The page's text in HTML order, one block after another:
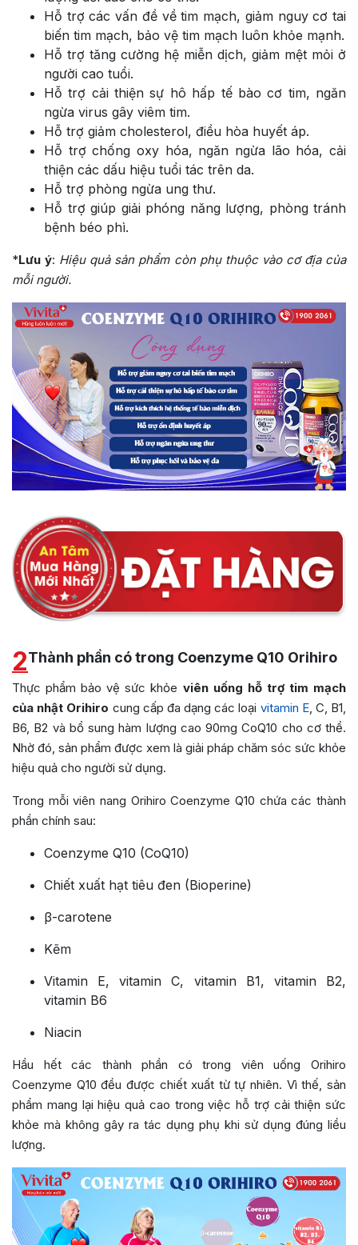
Hỗ trợ các vấn đề về tim mạch, giảm nguy cơ tai
biến tim mạch, bảo vệ tim mạch luôn khỏe mạnh.
Hỗ trợ tăng cường hệ miễn dịch, giảm mệt mỏi ở
người cao tuổi.
Hỗ trợ cải thiện sự hô hấp tế bào cơ tim, ngăn
ngừa virus gây viêm tim.
Hỗ trợ giảm cholesterol, điều hòa huyết áp.
Hỗ trợ chống oxy hóa, ngăn ngừa lão hóa, cải
thiện các dấu hiệu tuổi tác trên da.
Hỗ trợ phòng ngừa ung thư.
Hỗ trợ giúp giải phóng năng lượng, phòng tránh
bệnh béo phì.
*Lưu ý: Hiệu quả sản phẩm còn phụ thuộc vào cơ địa của
mỗi người.
2Thành phần có trong Coenzyme Q10 Orihiro
Thực phẩm bảo vệ sức khỏe viên uống hỗ trợ tim mạch
của nhật Orihiro cung cấp đa dạng các loại vitamin E, C, B1,
B6, B2 và bổ sung hàm lượng cao 90mg CoQ10 cho cơ thể.
Nhờ đó, sản phẩm được xem là giải pháp chăm sóc sức khỏe
hiệu quả cho người sử dụng.
Trong mỗi viên nang Orihiro Coenzyme Q10 chứa các thành
phần chính sau:
Coenzyme Q10 (CoQ10)
Chiết xuất hạt tiêu đen (Bioperine)
β-carotene
Kẽm
Vitamin E, vitamin C, vitamin B1, vitamin B2,
vitamin B6
Niacin
Hầu hết các thành phần có trong viên uống Orihiro
Coenzyme Q10 đều được chiết xuất từ tự nhiên. Vì thế, sản
phẩm mang lại hiệu quả cao trong việc hỗ trợ cải thiện sức
khỏe mà không gây ra tác dụng phụ khi sử dụng đúng liều
lượng.